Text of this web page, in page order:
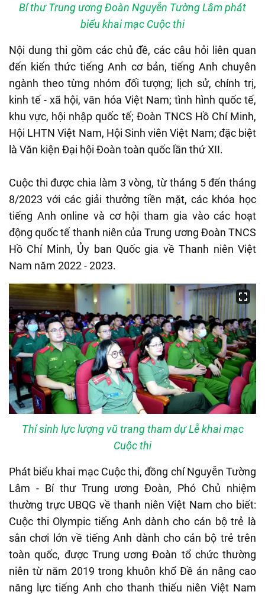
Bí thư Trung ương Đoàn Nguyễn Tường Lâm phát
biểu khai mạc Cuộc thi
Nội dung thi gồm các chủ đề, các câu hỏi liên quan
đến kiến thức tiếng Anh cơ bản, tiếng Anh chuyên
ngành theo từng nhóm đối tượng; lịch sử, chính trị,
kinh tế - xã hội, văn hóa Việt Nam; tình hình quốc tế,
khu vực, hội nhập quốc tế; Đoàn TNCS Hồ Chí Minh,
Hội LHTN Việt Nam, Hội Sinh viên Việt Nam; đặc biệt
là Văn kiện Đại hội Đoàn toàn quốc lần thứ XII.
Cuộc thi được chia làm 3 vòng, từ tháng 5 đến tháng
8/2023 với các giải thưởng tiền mặt, các khóa học
tiếng Anh online và cơ hội tham gia vào các hoạt
động quốc tế thanh niên của Trung ương Đoàn TNCS
Hồ Chí Minh, Ủy ban Quốc gia về Thanh niên Việt
Nam năm 2022 - 2023.
Thí sinh lực lượng vũ trang tham dự Lễ khai mạc
Cuộc thi
Phát biểu khai mạc Cuộc thi, đồng chí Nguyễn Tường
Lâm - Bí thư Trung ương Đoàn, Phó Chủ nhiệm
thường trực UBQG về thanh niên Việt Nam cho biết:
Cuộc thi Olympic tiếng Anh dành cho cán bộ trẻ là
sân chơi lớn về tiếng Anh dành cho cán bộ trẻ trên
toàn quốc, được Trung ương Đoàn tổ chức thường
niên từ năm 2019 trong khuôn khổ Đề án nâng cao
năng lực tiếng Anh cho thanh thiếu niên Việt Nam